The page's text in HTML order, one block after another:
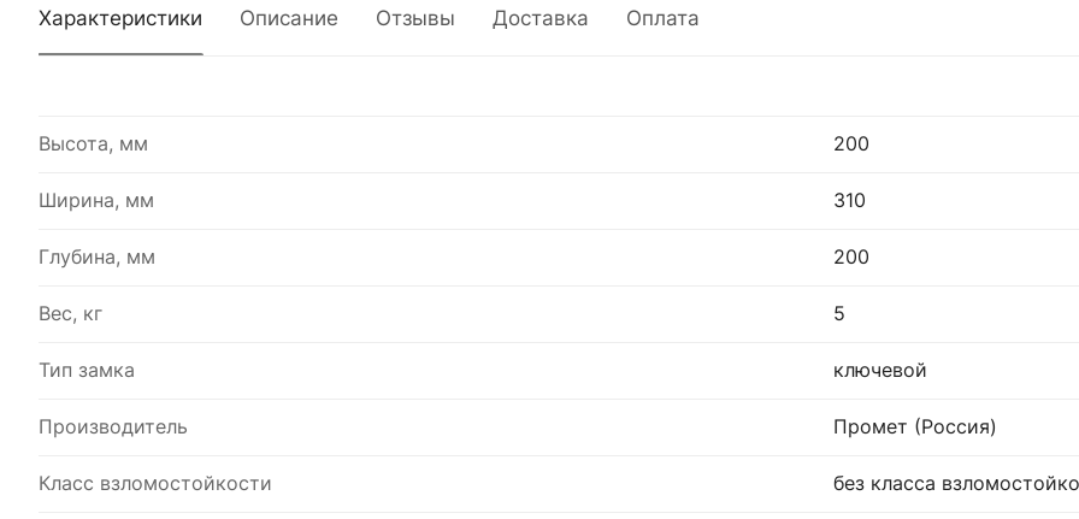
Характеристики Описание Отзывы Доставка Оплата
Высота, мм 200
Ширина, мм 310
Глубина, мм 200
Вес, кг 5
Тип замка ключевой
Производитель Промет (Россия)
Класс взломостойкости без класса